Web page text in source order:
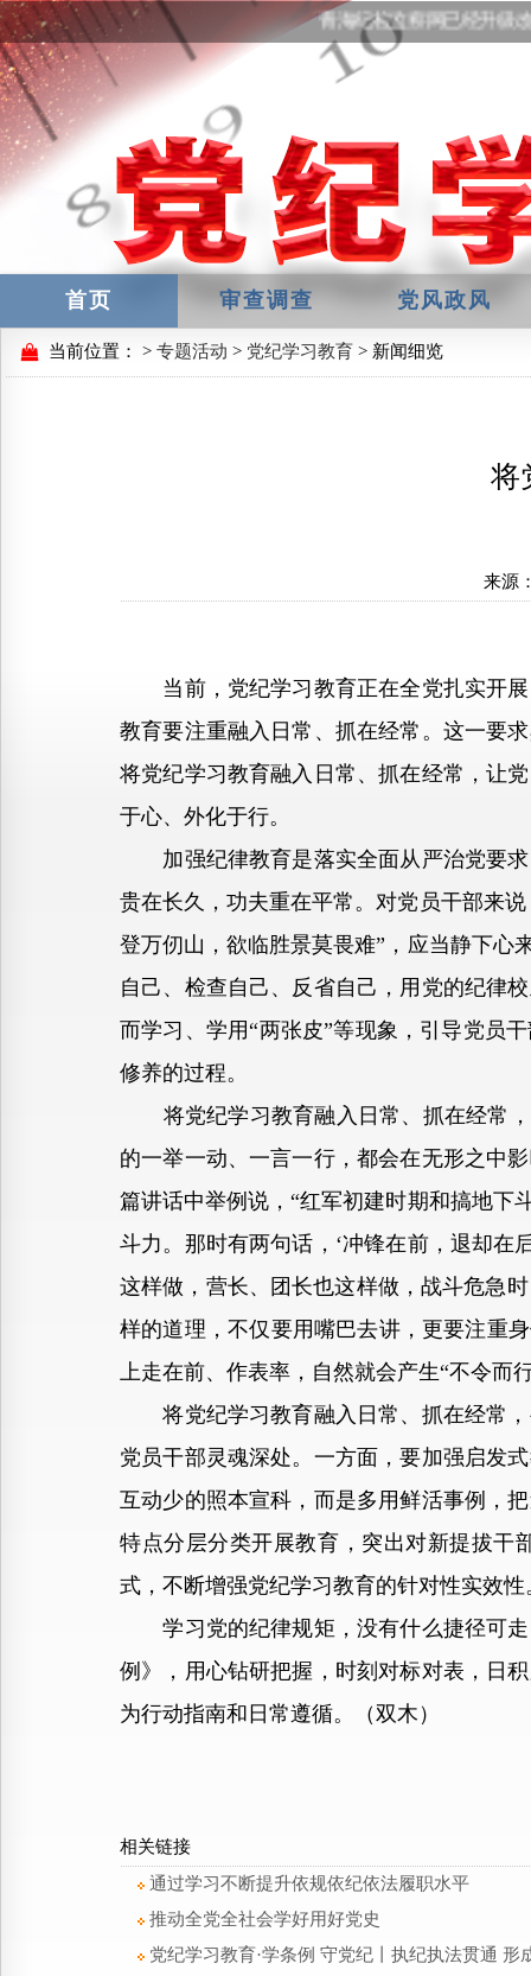
青海纪检监察网已经升级
首页 审查调查 党风政风
当前位置： > 专题活动 > 党纪学习教育 > 新闻细览
将
来源
当前，党纪学习教育正在全党扎实开展
教育要注重融入日常、抓在经常。这一要
将党纪学习教育融入日常、抓在经常，让
于心、外化于行。
加强纪律教育是落实全面从严治党要求
贵在长久，功夫重在平常。对党员干部来
登万仞山，欲临胜景莫畏难”，应当静下心
自己、检查自己、反省自己，用党的纪律
而学习、学用“两张皮”等现象，引导党员
修养的过程。
将党纪学习教育融入日常、抓在经常，
的一举一动、一言一行，都会在无形之中
篇讲话中举例说，“红军初建时期和搞地下
斗力。那时有两句话，‘冲锋在前，退却在
这样做，营长、团长也这样做，战斗危急
样的道理，不仅要用嘴巴去讲，更要注重
上走在前、作表率，自然就会产生“不令而
将党纪学习教育融入日常、抓在经常，
党员干部灵魂深处。一方面，要加强启发
互动少的照本宣科，而是多用鲜活事例，
特点分层分类开展教育，突出对新提拔干
式，不断增强党纪学习教育的针对性实效性
学习党的纪律规矩，没有什么捷径可走
例》，用心钻研把握，时刻对标对表，日
为行动指南和日常遵循。（双木）
相关链接
通过学习不断提升依规依纪依法履职水平
推动全党全社会学好用好党史
党纪学习教育·学条例 守党纪丨执纪执法贯通 形